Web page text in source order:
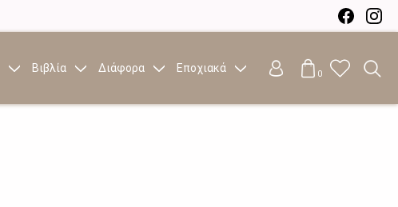
Βιβλία Διάφορα Εποχιακά 0